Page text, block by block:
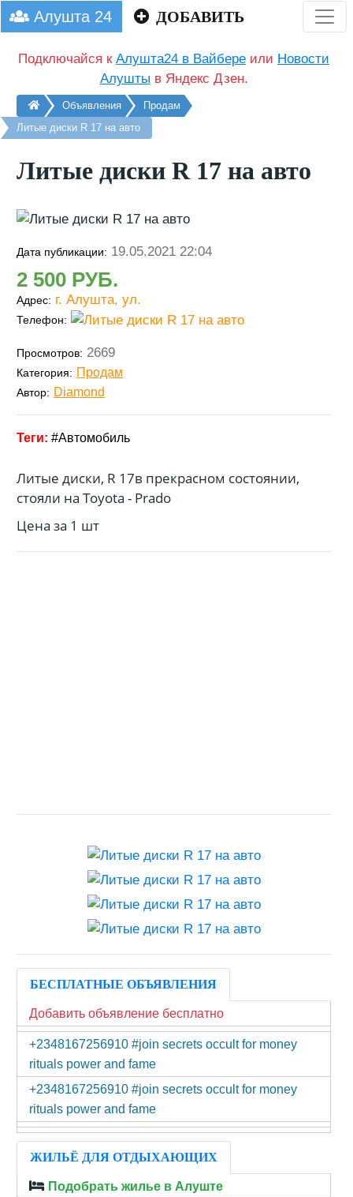
Алушта 24 ДОБАВИТЬ
Подключайся кАлушта24 в Вайбере или Новости
Алушты в Яндекс Дзен.
ГлавнаяОбъявления
Продам
Литые диски R 17 на авто
Литые диски R 17 на авто
Дата публикации: 19.05.2021 22:04
2 500
Адрес: г. Алушта, ул.
Телефон:
Просмотров: 2669
Категория: Продам
Автор: Diamond
Автомобиль
Литые диски, R 17в прекрасном состоянии,
стояли на Toyota - Prado
Цена за 1 шт
БЕСПЛАТНЫЕ ОБЪЯВЛЕНИЯ
Добавить объявление бесплатно
+2348167256910 #join secrets occult for money
rituals power and fame
+2348167256910 #join secrets occult for money
rituals power and fame
ЖИЛЬЁ ДЛЯ ОТДЫХАЮЩИХ
Подобрать жилье в Алуште